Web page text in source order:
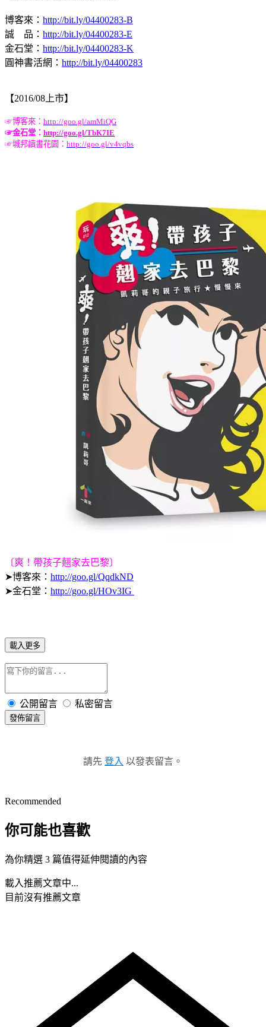
博客來： http://bit.ly/04400283-B
誠 品： http://bit.ly/04400283-E
金石堂： http://bit.ly/04400283-K
圓神書活網： http://bit.ly/04400283
【2016/08上市】
☞博客來： http://goo.gl/amMiQG
☞金石堂： http://goo.gl/TbK7IE
☞城邦讀書花園： http://goo.gl/v4vqbs
〔爽！帶孩子翹家去巴黎〕
➤博客來： http://goo.gl/QqdkND
➤金石堂： http://goo.gl/HOv3IG
載入更多
公開留言 私密留言
發佈留言
請先 登入 以發表留言。
Recommended
你可能也喜歡
為你精選 3 篇值得延伸閱讀的內容
載入推薦文章中...
目前沒有推薦文章